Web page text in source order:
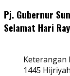
Pj. Gubernur
Selamat Hari
Keterangan
1445 Hijriyah